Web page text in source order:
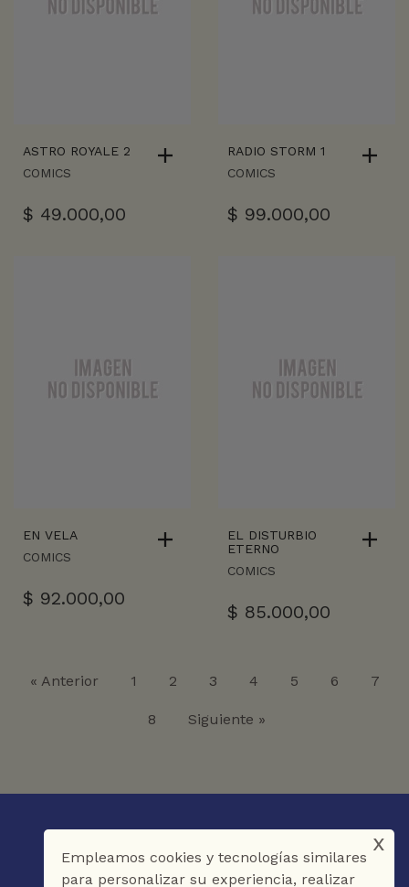
ASTRO ROYALE 2
COMICS
$ 49.000,00
RADIO STORM 1
COMICS
$ 99.000,00
EN VELA
COMICS
$ 92.000,00
EL DISTURBIO
ETERNO
COMICS
$ 85.000,00
« Anterior 1 2 3 4 5 6 7
8 Siguiente »
Empleamos cookies y tecnologías similares
para personalizar su experiencia, realizar
x